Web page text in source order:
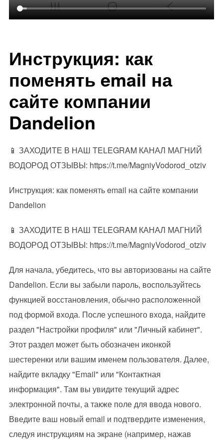
Инструкция: как
поменять email на
сайте компании
Dandelion
📱 ЗАХОДИТЕ В НАШ TELEGRAM КАНАЛ МАГНИЙ
ВОДОРОД ОТЗЫВЫ: https://t.me/MagniyVodorod_otziv
Инструкция: как поменять email на сайте компании
Dandelion
📱 ЗАХОДИТЕ В НАШ TELEGRAM КАНАЛ МАГНИЙ
ВОДОРОД ОТЗЫВЫ: https://t.me/MagniyVodorod_otziv
Для начала, убедитесь, что вы авторизованы на сайте
Dandelion. Если вы забыли пароль, воспользуйтесь
функцией восстановления, обычно расположенной
под формой входа. После успешного входа, найдите
раздел "Настройки профиля" или "Личный кабинет".
Этот раздел может быть обозначен иконкой
шестеренки или вашим именем пользователя. Далее,
найдите вкладку "Email" или "Контактная
информация". Там вы увидите текущий адрес
электронной почты, а также поле для ввода нового.
Введите ваш новый email и подтвердите изменения,
следуя инструкциям на экране (например, нажав